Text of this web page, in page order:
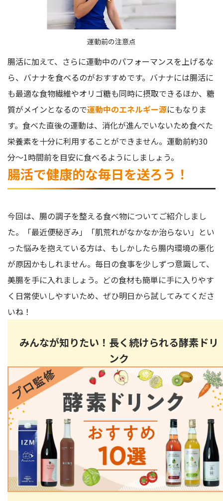
運動前の注意点
腸活に加えて、さらに運動中のパフォーマンスを上げるな
ら、バナナを食べるのがおすすめです。バナナには腸活に
も最適な食物繊維やオリゴ糖も同時に摂取できるほか、糖
質がメインとなるので運動中のエネルギー源にもなりま
す。食べた直後の運動は、消化が進んでいないため食べた
栄養素を十分に利用することができません。運動前約30
分〜1時間前を目安に食べるようにしましょう。
腸活で健康的な毎日を送ろう！
今回は、腸の調子を整える食べ物についてご紹介しまし
た。「最近便秘ぎみ」「肌荒れがなかなか治らない」とい
った悩みを抱えている方は、もしかしたら腸内環境の悪化
が原因かもしれません。毎日の食事を少しずつ意識して、
美腸を手に入れましょう。どの食材も簡単に手に入りやす
く日常使いしやすいため、ぜひ明日から試してみてくださ
いね！
みんなが知りたい！長く続けられる酵素ドリ
ンク